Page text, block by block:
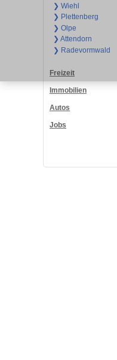
❯ Wiehl
❯ Plettenberg
❯ Olpe
❯ Attendorn
❯ Radevormwald
Freizeit
Immobilien
Autos
Jobs